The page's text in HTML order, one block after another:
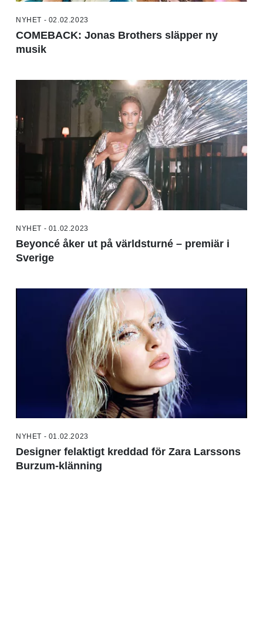
NYHET - 02.02.2023
COMEBACK: Jonas Brothers släpper ny
musik
NYHET - 01.02.2023
Beyoncé åker ut på världsturné – premiär i
Sverige
NYHET - 01.02.2023
Designer felaktigt kreddad för Zara Larssons
Burzum-klänning